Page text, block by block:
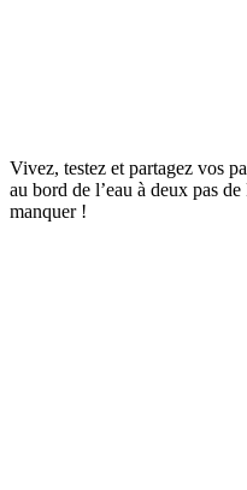
Vivez, testez et partagez vos
au bord de l’eau à deux pas
manquer !